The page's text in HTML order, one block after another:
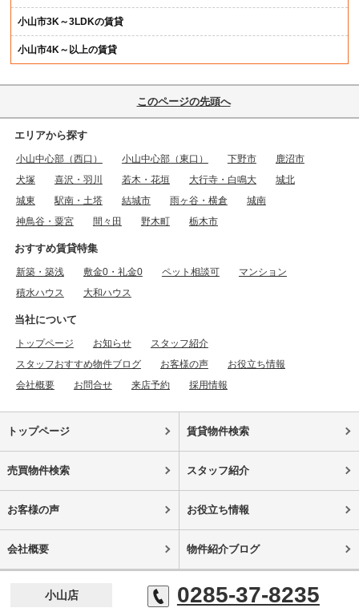
小山市3K～3LDKの賃貸
小山市4K～以上の賃貸
このページの先頭へ
エリアから探す
小山中心部（西口） 小山中心部（東口） 下野市
鹿沼市
犬塚
喜沢・羽川 若木・花垣 大行寺・白鳴大
城北
城東
駅南・土塔 結城市 雨ヶ谷・横倉
城南
神鳥谷・粟宮
間々田 野木町 栃木市
おすすめ賃貸特集
新築・築浅 敷金0・礼金0 ペット相談可
マンション
積水ハウス
大和ハウス
当社について
トップページ お知らせ
スタッフ紹介
スタッフおすすめ物件ブログ
お客様の声
お役立ち情報
会社概要
お問合せ 来店予約 採用情報
トップページ 賃貸物件検索
売買物件検索 スタッフ紹介
お客様の声 お役立ち情報
会社概要 物件紹介ブログ
小山店 0285-37-8235